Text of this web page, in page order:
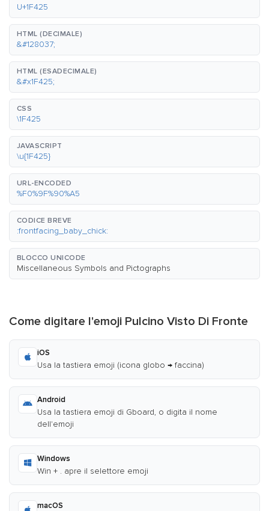
U+1F425
HTML (DECIMALE)
&#128037;
HTML (ESADECIMALE)
&#x1F425;
CSS
\1F425
JAVASCRIPT
\u{1F425}
URL-ENCODED
%F0%9F%90%A5
CODICE BREVE
:frontfacing_baby_chick:
BLOCCO UNICODE
Miscellaneous Symbols and Pictographs
Come digitare l'emoji Pulcino Visto Di Fronte
iOS
Usa la tastiera emoji (icona globo → faccina)
Android
Usa la tastiera emoji di Gboard, o digita il nome
dell'emoji
Windows
Win + . apre il selettore emoji
macOS